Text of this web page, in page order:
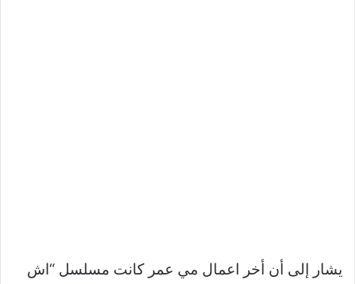
يشار إلى أن أخر اعمال مي عمر كانت مسلسل “اش